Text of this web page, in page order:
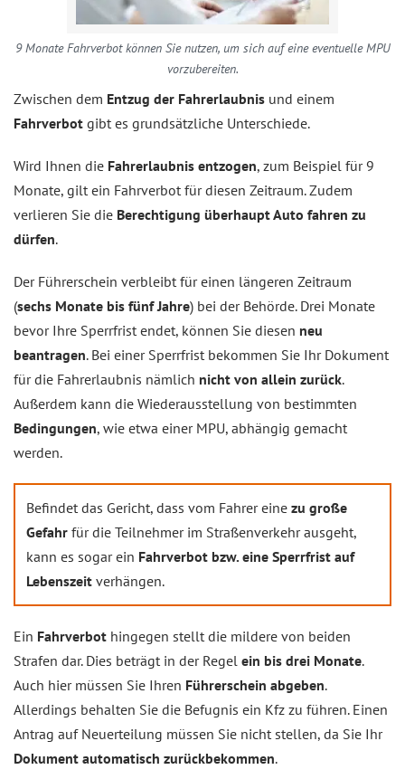
9 Monate Fahrverbot können Sie nutzen, um sich auf eine eventuelle MPU
vorzubereiten.
Zwischen dem Entzug der Fahrerlaubnis und einem
Fahrverbot gibt es grundsätzliche Unterschiede.
Wird Ihnen die Fahrerlaubnis entzogen, zum Beispiel für 9
Monate, gilt ein Fahrverbot für diesen Zeitraum. Zudem
verlieren Sie die Berechtigung überhaupt Auto fahren zu
dürfen.
Der Führerschein verbleibt für einen längeren Zeitraum
(sechs Monate bis fünf Jahre) bei der Behörde. Drei Monate
bevor Ihre Sperrfrist endet, können Sie diesen neu
beantragen. Bei einer Sperrfrist bekommen Sie Ihr Dokument
für die Fahrerlaubnis nämlich nicht von allein zurück.
Außerdem kann die Wiederausstellung von bestimmten
Bedingungen, wie etwa einer MPU, abhängig gemacht
werden.
Befindet das Gericht, dass vom Fahrer eine zu große
Gefahr für die Teilnehmer im Straßenverkehr ausgeht,
kann es sogar ein Fahrverbot bzw. eine Sperrfrist auf
Lebenszeit verhängen.
Ein Fahrverbot hingegen stellt die mildere von beiden
Strafen dar. Dies beträgt in der Regel ein bis drei Monate.
Auch hier müssen Sie Ihren Führerschein abgeben.
Allerdings behalten Sie die Befugnis ein Kfz zu führen. Einen
Antrag auf Neuerteilung müssen Sie nicht stellen, da Sie Ihr
Dokument automatisch zurückbekommen.